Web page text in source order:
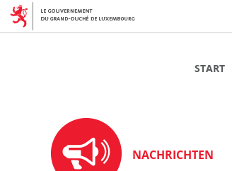
START
NACHRICHTEN